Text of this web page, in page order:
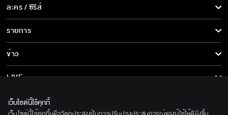
พี่เห็นแก่ตัว ทรยศหักหลังพี่รสได้อย่างเลือดเย็น
ละคร / ซีรีส์
ละคร/ซีรีส์
ซีรีส์นานาชาติ
การ์ตูน & เกม
รายการ
รายการทั้งหมด
ข่าว
ข่าวทั้งหมด
ข่าวประชาสัมพันธ์
LIVE
เกี่ยวกับเรา
เว็บไซต์นี้ใช้คุกกี้